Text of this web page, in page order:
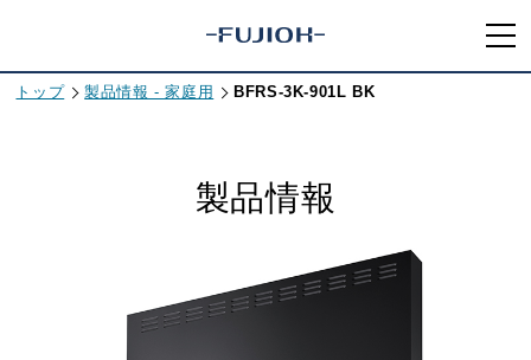
トップ 製品情報 - 家庭用 BFRS-3K-901L BK
製品情報